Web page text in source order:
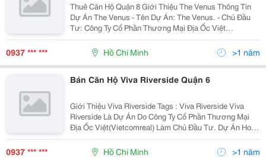
Thuê Căn Hộ Quận 8 Giới Thiệu The Venus Thông Tin
Dự Án The Venus - Tên Dự Án: The Venus. - Chủ Đầu
Tư: Công Ty Cổ Phần Thương Mại Địa Ốc Việt
(Vietcomreal). - Vị Trí Dự Án: Số 175 Đường Phạm
Hùng, Phường 4, Quận 8, Tp.hcm. - Diện Tích Khu
0937 *** *** Hồ Chí Minh >1 năm
Bán Căn Hộ Viva Riverside Quận 6
Giới Thiệu Viva Riverside Tags : Viva Riverside Viva
Riverside Là Dự Án Do Công Ty Cổ Phần Thương Mại
Địa Ốc Việt(Vietcomreal) Làm Chủ Đầu Tư. Dự Án Hoàn
Tất Xong Toàn Bộ Tầng Hầm Và Đang Đẩy Nhanh Tiến
Độ Để Hoàn Thiện Toàn Bộ Tầng Lửng...
0937 *** *** Hồ Chí Minh >1 năm